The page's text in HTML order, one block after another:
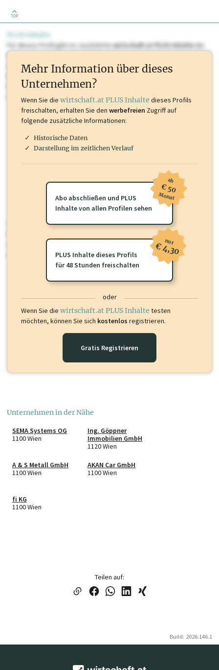
TOP
Für dieses Profil gibt es zusätzlichewirtschaft.at PLUS Inhaltedie
Sie momentan nicht einsehen können. Schalten Sie dieses Profil frei
oder loggen Sie sich ein um diese Inhalte zu sehen. wirtschaft.at PLUS
Marken, Patente, Rechtstatsachen, OTS-Aussendungen, und viele
mehr.
wirtschaft.at PLUS
wirtschaft.at PLUS Inhalte
Sie momentan nicht einsehen können. Schalten Sie dieses Profil frei
oder loggen Sie sich ein um diese Inhalte zu sehen.
Mehr Information über dieses
Unternehmen?
Wenn Sie die wirtschaft.at PLUS Inhalte dieses Profils
freischalten, erhalten Sie den werbefreien Zugriff auf
folgende zusätzliche Informationen:
Historische Daten
Darstellung im zeitlichen Verlauf
Abo abschließen und PLUS
Inhalte von allen Profilen sehen
ab
€ 50
Monat
PLUS Inhalte dieses Profils
für 48 Stunden freischalten
nur
€ 4,30
oder
Wenn Sie die wirtschaft.at PLUS Inhalte testen
möchten, können Sie sich kostenlos registrieren.
Gratis Registrieren
Unternehmen in der Nähe
SEMA Systems OG
1100 Wien
Ing. Göppner
Immobilien GmbH
1120 Wien
A & S Metall GmbH
1100 Wien
AKAN Car GmbH
1100 Wien
fi KG
1100 Wien
Teilen auf:
Build: 2026.146.1